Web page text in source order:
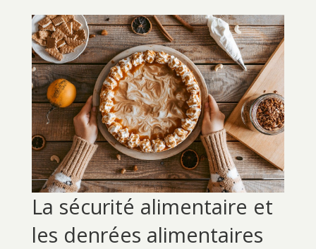
La sécurité alimentaire et
les denrées alimentaires